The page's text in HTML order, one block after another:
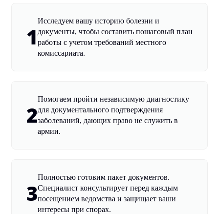
1
Исследуем вашу историю болезни и
документы, чтобы составить пошаговый план
работы с учетом требований местного
комиссариата.
2
Помогаем пройти независимую диагностику
для документального подтверждения
заболеваний, дающих право не служить в
армии.
3
Полностью готовим пакет документов.
Специалист консультирует перед каждым
посещением ведомства и защищает ваши
интересы при спорах.